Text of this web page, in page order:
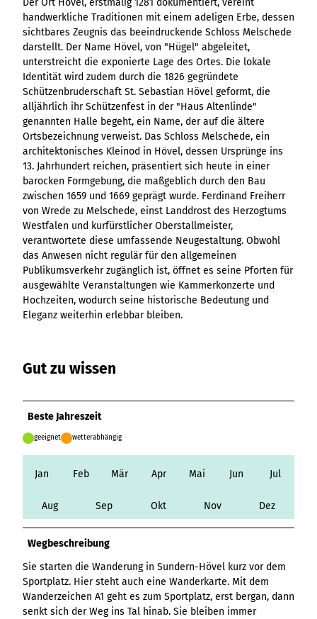
Hambur
ger
Menü -
Variante
3
Hambur
ger
Menü -
Variante
4
Variante 0
Variante 1
Kachel &
Kachelwand
Übersicht
3er-Raster
4er-Raster
Kachel-Slider
Link-Liste
Mediengalerie
Übersicht
Variante 0
Variante 1
Variante 2
Variante 3
Mini-Teaser
Silhouette
Tabelle
Text und
Medien
Vertikale
Timeline
Übersicht
Variante 0
Variante 1
Variante 2
Variante 3
XXL-Galerie
Übersicht
Variante 0
Variante 1
Variante 2
Zitat
Übersicht
Variante 0
Variante 1
Ergebnisliste
Ergebnisliste: div
Filter zu Höhen
Ergebnisliste:
individueller Filter
"beste Reisezeit"
Übersicht
Ergebnisliste
Intelligenz trifft
Content Creation:
Der KI-Wizard und
KI-Checker in
one.data
Übersicht
Variante 0
Variante 1
destination.epaper
destination.guestcard
destination.highlight
destination.html
destination.imageclick
destination.language
destination.login
destination.logo
destination.mail
destination.medialibrary
destination.mediawall
destination.multisearch
destination.tab
destination.teaserwall
destination.tide
destination.topspot
Übersicht
Variante 0
Variante 1
destination.trilogy
Übersicht
Variante 0
Variante 1
destination.weather
Übersicht
Variante 0
Variante 1
Variante 2
destination.youtube
Der Ort Hövel, erstmalig 1281 dokumentiert, vereint
handwerkliche Traditionen mit einem adeligen Erbe, dessen
sichtbares Zeugnis das beeindruckende Schloss Melschede
darstellt. Der Name Hövel, von "Hügel" abgeleitet,
unterstreicht die exponierte Lage des Ortes. Die lokale
Identität wird zudem durch die 1826 gegründete
Schützenbruderschaft St. Sebastian Hövel geformt, die
alljährlich ihr Schützenfest in der "Haus Altenlinde"
genannten Halle begeht, ein Name, der auf die ältere
Ortsbezeichnung verweist. Das Schloss Melschede, ein
architektonisches Kleinod in Hövel, dessen Ursprünge ins
13. Jahrhundert reichen, präsentiert sich heute in einer
barocken Formgebung, die maßgeblich durch den Bau
zwischen 1659 und 1669 geprägt wurde. Ferdinand Freiherr
von Wrede zu Melschede, einst Landdrost des Herzogtums
Westfalen und kurfürstlicher Oberstallmeister,
verantwortete diese umfassende Neugestaltung. Obwohl
das Anwesen nicht regulär für den allgemeinen
Publikumsverkehr zugänglich ist, öffnet es seine Pforten für
ausgewählte Veranstaltungen wie Kammerkonzerte und
Hochzeiten, wodurch seine historische Bedeutung und
Eleganz weiterhin erlebbar bleiben.
Gut zu wissen
Beste Jahreszeit
geeignet wetterabhängig
Jan Feb Mär Apr Mai Jun Jul
Aug Sep Okt Nov Dez
Wegbeschreibung
Sie starten die Wanderung in Sundern-Hövel kurz vor dem
Sportplatz. Hier steht auch eine Wanderkarte. Mit dem
Wanderzeichen A1 geht es zum Sportplatz, erst bergan, dann
senkt sich der Weg ins Tal hinab. Sie bleiben immer